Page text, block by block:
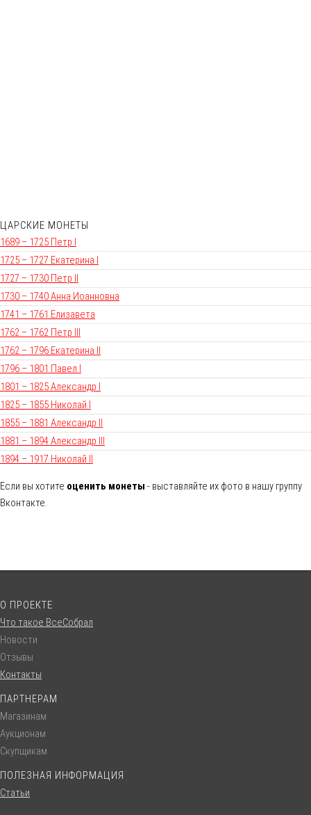
ЦАРСКИЕ МОНЕТЫ
1689 – 1725 Петр I
1725 – 1727 Екатерина I
1727 – 1730 Петр II
1730 – 1740 Анна Иоанновна
1741 – 1761 Елизавета
1762 – 1762 Петр III
1762 – 1796 Екатерина II
1796 – 1801 Павел I
1801 – 1825 Александр I
1825 – 1855 Николай I
1855 – 1881 Александр II
1881 – 1894 Александр III
1894 – 1917 Николай II
Если вы хотите оценить монеты - выставляйте их фото в нашу группу
Вконтакте.
О ПРОЕКТЕ
Что такое ВсеСобрал
Новости
Отзывы
Контакты
ПАРТНЕРАМ
Магазинам
Аукционам
Скупщикам
ПОЛЕЗНАЯ ИНФОРМАЦИЯ
Статьи